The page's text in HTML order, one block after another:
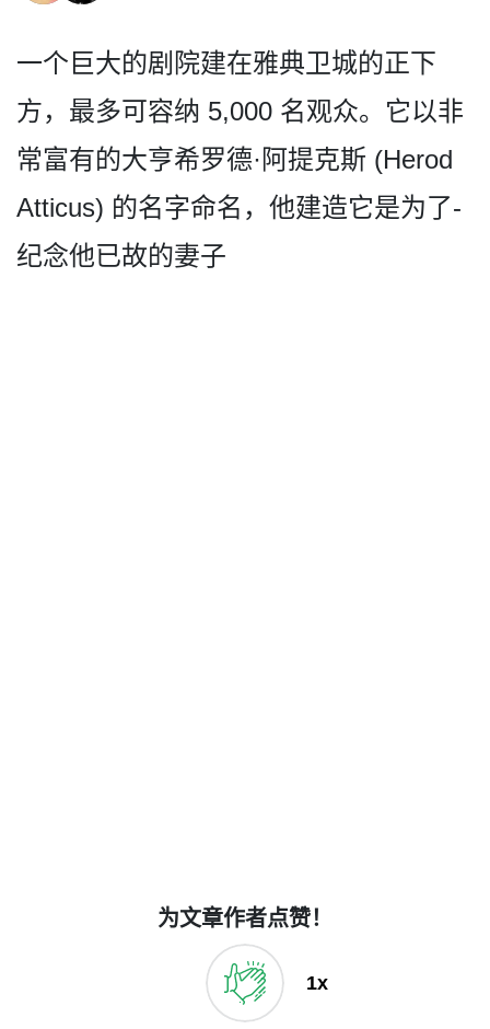
一个巨大的剧院建在雅典卫城­的正下
方，最多可容纳 5,000 名观众。它以非
常富有的大亨­希罗德·阿提克斯 (Herod
Atticus) 的名字命名，他建造它是为了­
纪念他已故的妻子
为文章作者点赞！
1x